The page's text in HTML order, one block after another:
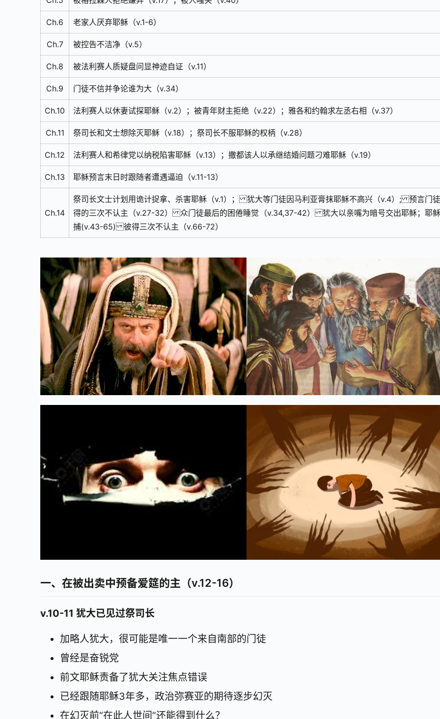
Ch.6 老家人厌弃耶稣（v.1-6）
Ch.7 被控告不洁净（v.5）
Ch.8 被法利赛人质疑盘问显神迹自证（v.11）
Ch.9 门徒不信并争论谁为大（v.34）
Ch.10 法利赛人以休妻试探耶稣（v.2）；被青年财主拒绝（v.22）；雅各和约翰求左丞右相（v.37）
Ch.11 祭司长和文士想除灭耶稣（v.18）；祭司长不服耶稣的权柄（v.28）
Ch.12 法利赛人和希律党以纳税陷害耶稣（v.13）；撒都该人以承继结婚问题刁难耶稣（v.19）
Ch.13 耶稣预言末日时跟随者遭遇逼迫（v.11-13）
Ch.14
祭司长文士计划用诡计捉拿、杀害耶稣（v.1）； 犹大等门徒因马利亚膏抹耶稣不高兴（v.4）; 预言门
得的三次不认主（v.27-32） 众门徒最后的困倦睡觉（v.34,37-42） 犹大以亲嘴为暗号交出耶稣；耶
捕(v.43-65) 彼得三次不认主（v.66-72）
一、在被出卖中预备爱筵的主（v.12-16）
v.10-11 犹大已见过祭司长
加略人犹大，很可能是唯一一个来自南部的门徒
曾经是奋锐党
前文耶稣责备了犹大关注焦点错误
已经跟随耶稣3年多，政治弥赛亚的期待逐步幻灭
在幻灭前“在此人世间”还能得到什么？